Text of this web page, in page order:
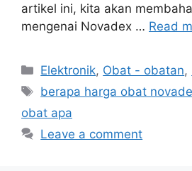
artikel ini, kita akan
mengenai Novadex … Read
Categories
Elektronik, Obat - obatan,
Tags
berapa harga obat
obat apa
Leave a comment